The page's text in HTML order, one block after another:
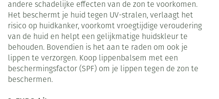
andere schadelijke effecten van de zon te voorkomen.
Het beschermt je huid tegen UV-stralen, verlaagt het
risico op huidkanker, voorkomt vroegtijdige veroudering
van de huid en helpt een gelijkmatige huidskleur te
behouden. Bovendien is het aan te raden om ook je
lippen te verzorgen. Koop lippenbalsem met een
beschermingsfactor (SPF) om je lippen tegen de zon te
beschermen.